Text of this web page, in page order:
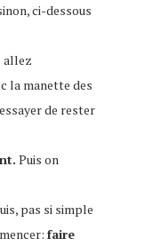
ci-dessous
allez
la manette des
de rester
Puis on
pas si simple
faire